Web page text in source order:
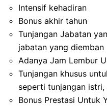
Intensif kehadiran
Bonus akhir tahun
Tunjangan Jabatan
jabatan yang diemban
Adanya Jam Lembur
Tunjangan khusus
seperti tunjangan istri,
Bonus Prestasi Untuk